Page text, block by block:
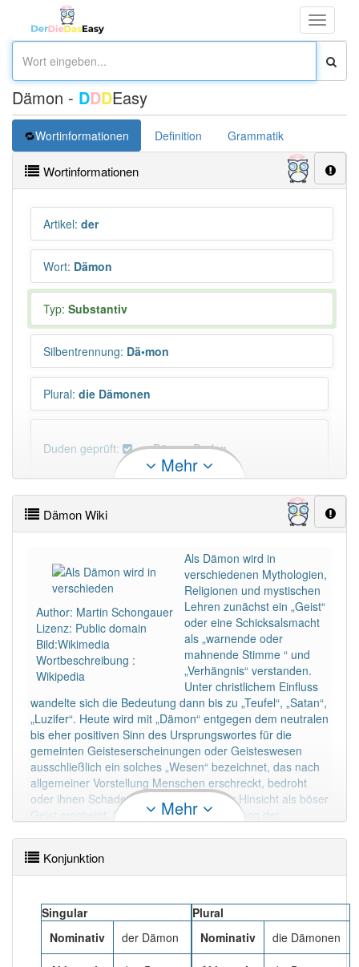
Toggle
Dämon - DDDEasy
Wortinformationen Definition Grammatik
Wortinformationen
Artikel: der
Wort: Dämon
Typ: Substantiv
Silbentrennung: Dä•mon
Plural: die Dämonen
Duden geprüft: Dämon Duden
PowerIndex:5
Häufigkeit: 4 von 10
Wörter mit Endung-dämon : 1
Wörter mit Endung
aber mit einem anderen
Artikelder
93% unserer Spielapp-Nutzer haben den Artikel
korrekt erraten.
Mehr
Dämon Wiki
Author: Martin Schongauer
Lizenz: Public domain
Bild:Wikimedia
Wortbeschreibung :
Wikipedia
Als Dämon wird in
verschiedenen Mythologien,
Religionen und mystischen
Lehren zunächst ein „Geist“
oder eine Schicksalsmacht
als „warnende oder
mahnende Stimme “ und
„Verhängnis“ verstanden.
Unter christlichem Einfluss
wandelte sich die Bedeutung dann bis zu „Teufel“, „Satan“,
„Luzifer“. Heute wird mit „Dämon“ entgegen dem neutralen
bis eher positiven Sinn des Ursprungswortes für die
gemeinten Geisteserscheinungen oder Geisteswesen
ausschließlich ein solches „Wesen“ bezeichnet, das nach
allgemeiner Vorstellung Menschen erschreckt, bedroht
oder ihnen Schaden zufügt, also in jeder Hinsicht als böser
Geist erscheint. Die systematische Erfassung der
Dämonen bezeichnet man als Dämonologie. Mehr lesen
Mehr
Konjunktion
Singular
Nominativ
der Dämon
Plural
Nominativ
die Dämonen